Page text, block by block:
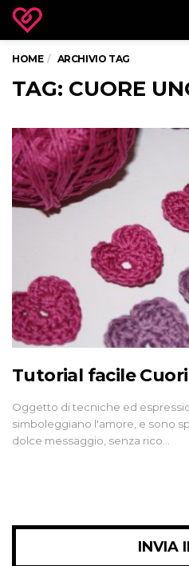
HOME ARCHIVIO TAG
TAG: CUORE
Tutorial facile
Oggetto di tecniche ed
simboleggiano l'amore, e sono
dolce messaggio, senza rico…
INVIA